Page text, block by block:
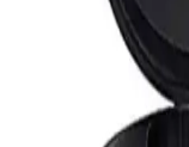
Telefonlardan
Yöntemleri ve
Telefonlardan fotoğraf
kablosuz ve kablolu